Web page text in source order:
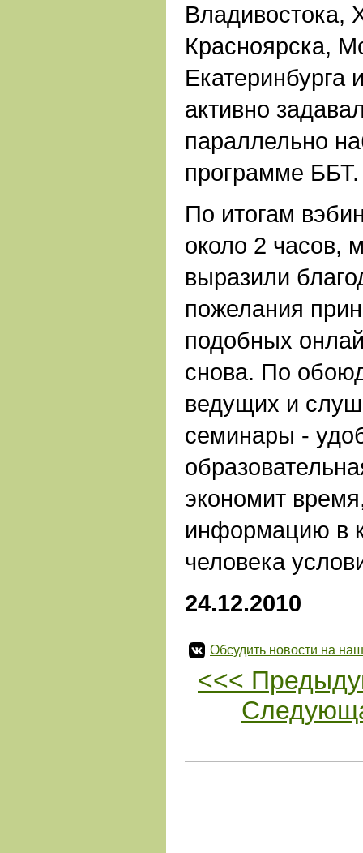
Владивостока,
Красноярска,
Екатеринбурга
активно
параллельно
программе ББТ.
По итогам
около 2 часов,
выразили
пожелания
подобных
снова. По
ведущих и
семинары -
экономит
информацию в
человека
24.12.2010
Обсудить новости на
<<<